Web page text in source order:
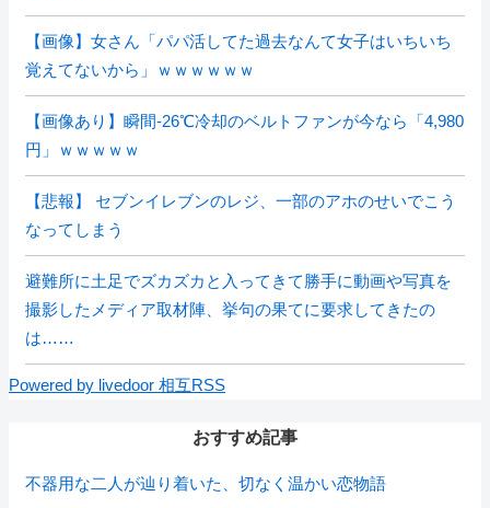
【画像】女さん「パパ活してた過去なんて女子はいちいち
覚えてないから」ｗｗｗｗｗｗ
【画像あり】瞬間-26℃冷却のベルトファンが今なら「4,980
円」ｗｗｗｗｗ
【悲報】 セブンイレブンのレジ、一部のアホのせいでこう
なってしまう
避難所に土足でズカズカと入ってきて勝手に動画や写真を
撮影したメディア取材陣、挙句の果てに要求してきたの
は……
Powered by livedoor 相互RSS
おすすめ記事
不器用な二人が辿り着いた、切なく温かい恋物語